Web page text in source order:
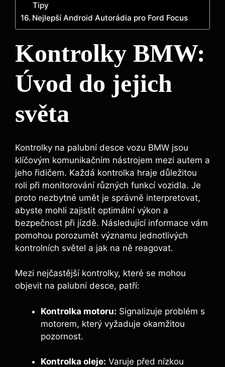
Tipy
Nejlepší Android Autorádia pro Ford Focus
Kontrolky BMW:
Úvod do jejich
světa
Kontrolky na palubní desce vozu BMW jsou
klíčovým komunikačním nástrojem mezi autem a
jeho řidičem. Každá kontrolka hraje důležitou
roli při monitorování různých funkcí vozidla. Je
proto nezbytné umět je správně interpretovat,
abyste mohli zajistit optimální výkon a
bezpečnost při jízdě. Následující informace vám
pomohou porozumět významu jednotlivých
kontrolních světel a jak na ně reagovat.
Mezi nejčastější kontrolky, které se mohou
objevit na palubní desce, patří:
Kontrolka motoru: Signalizuje problém s
motorem, který vyžaduje okamžitou
pozornost.
Kontrolka oleje: Varuje před nízkou